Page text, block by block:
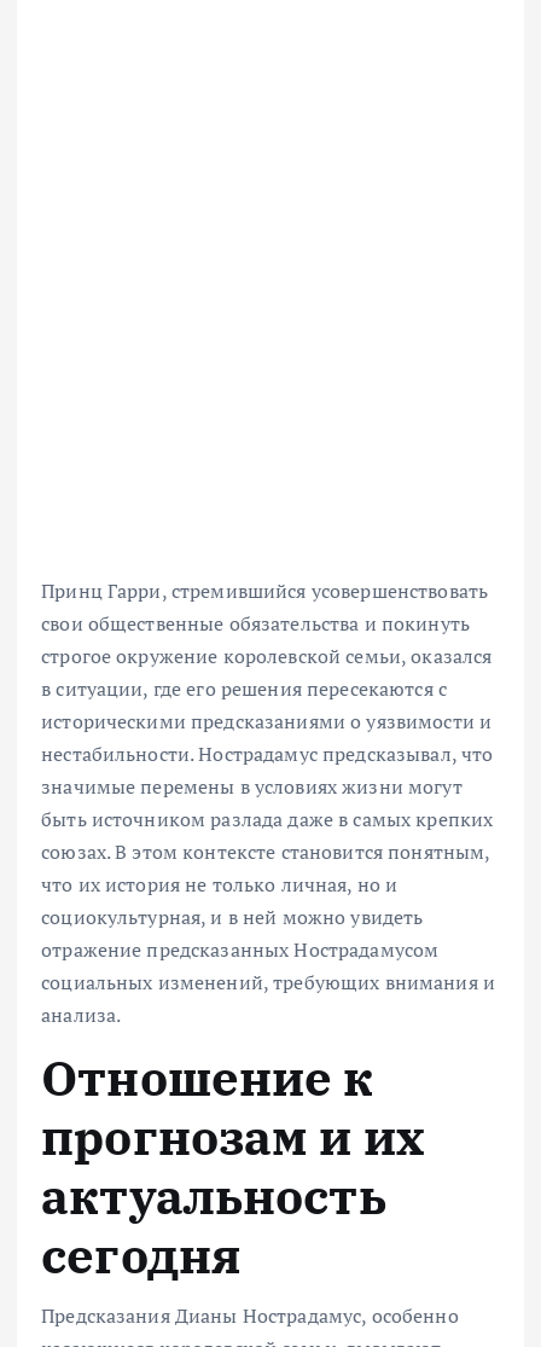
Принц Гарри, стремившийся усовершенствовать
свои общественные обязательства и покинуть
строгое окружение королевской семьи, оказался
в ситуации, где его решения пересекаются с
историческими предсказаниями о уязвимости и
нестабильности. Нострадамус предсказывал, что
значимые перемены в условиях жизни могут
быть источником разлада даже в самых крепких
союзах. В этом контексте становится понятным,
что их история не только личная, но и
социокультурная, и в ней можно увидеть
отражение предсказанных Нострадамусом
социальных изменений, требующих внимания и
анализа.
Отношение к
прогнозам и их
актуальность
сегодня
Предсказания Дианы Нострадамус, особенно